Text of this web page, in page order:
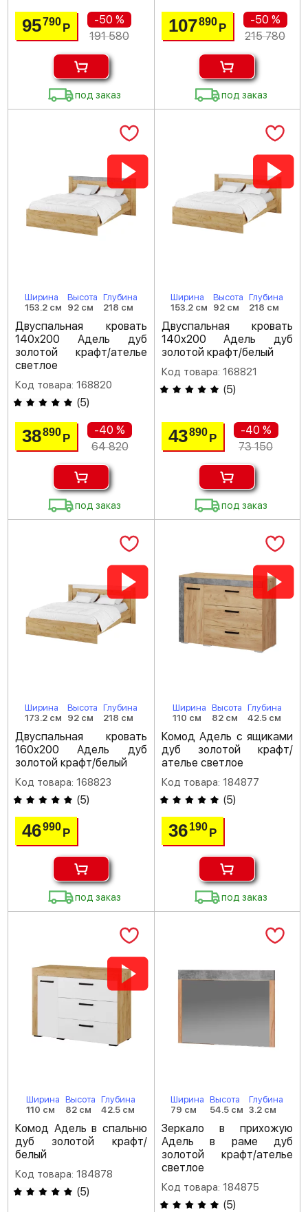
95790Р
-50 %
191 580
под заказ
107890 Р
-50 %
215 780
под заказ
Ширина
153.2 см
Высота
92 см
Глубина
218 см
Двуспальная кровать
140х200 Адель дуб
золотой крафт/ателье
светлое
Код товара: 168820
(5)
38890Р
-40 %
64 820
под заказ
Ширина
153.2 см
Высота
92 см
Глубина
218 см
Двуспальная кровать
140х200 Адель дуб
золотой крафт/белый
Код товара: 168821
(5)
43890 Р
-40 %
73 150
под заказ
Ширина
173.2 см
Высота
92 см
Глубина
218 см
Двуспальная кровать
160х200 Адель дуб
золотой крафт/белый
Код товара: 168823
(5)
46990Р
под заказ
Ширина
110 см
Высота
82 см
Глубина
42.5 см
Комод Адель с ящиками
дуб золотой крафт/
ателье светлое
Код товара: 184877
(5)
36 190 Р
под заказ
Ширина
110 см
Высота
82 см
Глубина
42.5 см
Комод Адель в спальню
дуб золотой крафт/
белый
Код товара: 184878
(5)
Ширина
79 см
Высота
54.5 см
Глубина
3.2 см
Зеркало в прихожую
Адель в раме дуб
золотой крафт/ателье
светлое
Код товара: 184875
(5)